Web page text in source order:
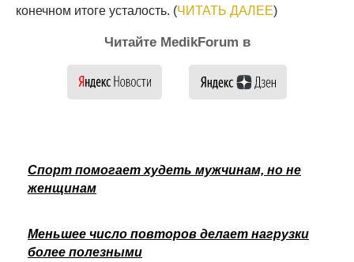
конечном итоге усталость. (ЧИТАТЬ ДАЛЕЕ)
Читайте MedikForum в
Спорт помогает худеть мужчинам, но не
женщинам
Меньшее число повторов делает нагрузки
более полезными